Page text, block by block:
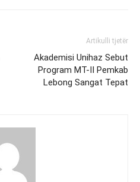
Artikulli tjetër
Akademisi Unihaz Sebut
Program MT-II Pemkab
Lebong Sangat Tepat